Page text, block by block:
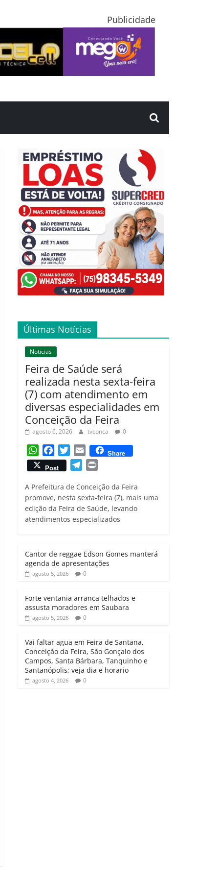
Publicidade
Últimas Notícias
Noticias
Feira de Saúde será
realizada nesta sexta-feira
(7) com atendimento em
diversas especialidades em
Conceição da Feira
agosto 6, 2026 tvconca 0
W
h
a
t
s
A
p
a
c
e
b
o
o
w
i
t
t
e
r
m
a
i
l
Share
Post
l
e
g
r
i
n
t
A Prefeitura de Conceição da Feira
promove, nesta sexta-feira (7), mais uma
edição da Feira de Saúde, levando
atendimentos especializados
Cantor de reggae Edson Gomes manterá
agenda de apresentações
agosto 5, 2026 0
Forte ventania arranca telhados e
assusta moradores em Saubara
agosto 5, 2026 0
Vai faltar agua em Feira de Santana,
Conceição da Feira, São Gonçalo dos
Campos, Santa Bárbara, Tanquinho e
Santanópolis; veja dia e horario
agosto 4, 2026 0